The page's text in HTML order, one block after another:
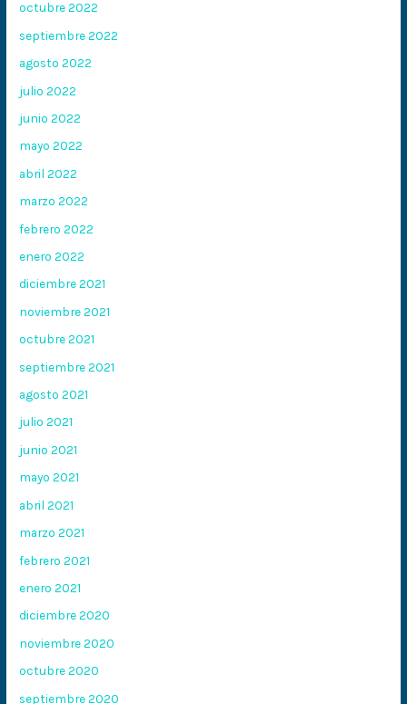
octubre 2022
septiembre 2022
agosto 2022
julio 2022
junio 2022
mayo 2022
abril 2022
marzo 2022
febrero 2022
enero 2022
diciembre 2021
noviembre 2021
octubre 2021
septiembre 2021
agosto 2021
julio 2021
junio 2021
mayo 2021
abril 2021
marzo 2021
febrero 2021
enero 2021
diciembre 2020
noviembre 2020
octubre 2020
septiembre 2020